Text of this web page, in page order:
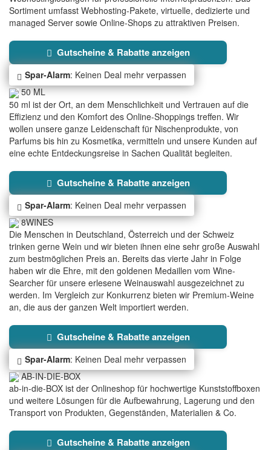
Sortiment umfasst Webhosting-Pakete, virtuelle, dedizierte und
managed Server sowie Online-Shops zu attraktiven Preisen.
Gutscheine & Rabatte anzeigen
Spar-Alarm: Keinen Deal mehr verpassen
50 ML
50 ml ist der Ort, an dem Menschlichkeit und Vertrauen auf die
Effizienz und den Komfort des Online-Shoppings treffen. Wir
wollen unsere ganze Leidenschaft für Nischenprodukte, von
Parfums bis hin zu Kosmetika, vermitteln und unsere Kunden auf
eine echte Entdeckungsreise in Sachen Qualität begleiten.
Gutscheine & Rabatte anzeigen
Spar-Alarm: Keinen Deal mehr verpassen
8WINES
Die Menschen in Deutschland, Österreich und der Schweiz
trinken gerne Wein und wir bieten ihnen eine sehr große Auswahl
zum bestmöglichen Preis an. Bereits das vierte Jahr in Folge
haben wir die Ehre, mit den goldenen Medaillen vom Wine-
Searcher für unsere erlesene Weinauswahl ausgezeichnet zu
werden. Im Vergleich zur Konkurrenz bieten wir Premium-Weine
an, die aus der ganzen Welt importiert werden.
Gutscheine & Rabatte anzeigen
Spar-Alarm: Keinen Deal mehr verpassen
AB-IN-DIE-BOX
ab-in-die-BOX ist der Onlineshop für hochwertige Kunststoffboxen
und weitere Lösungen für die Aufbewahrung, Lagerung und den
Transport von Produkten, Gegenständen, Materialien & Co.
Gutscheine & Rabatte anzeigen